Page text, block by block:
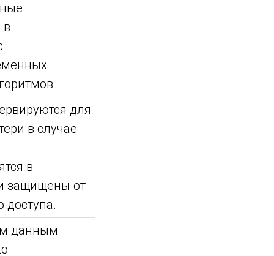
в
для
в случае
в
защищены от
доступа.
данным